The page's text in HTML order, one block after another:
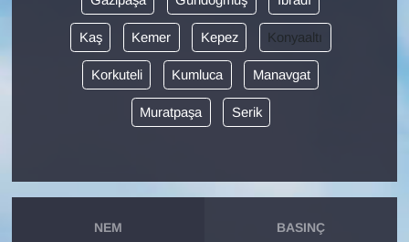
Kaş Kemer Kepez Konyaaltı
Korkuteli Kumluca Manavgat
Muratpaşa Serik
NEM BASINÇ